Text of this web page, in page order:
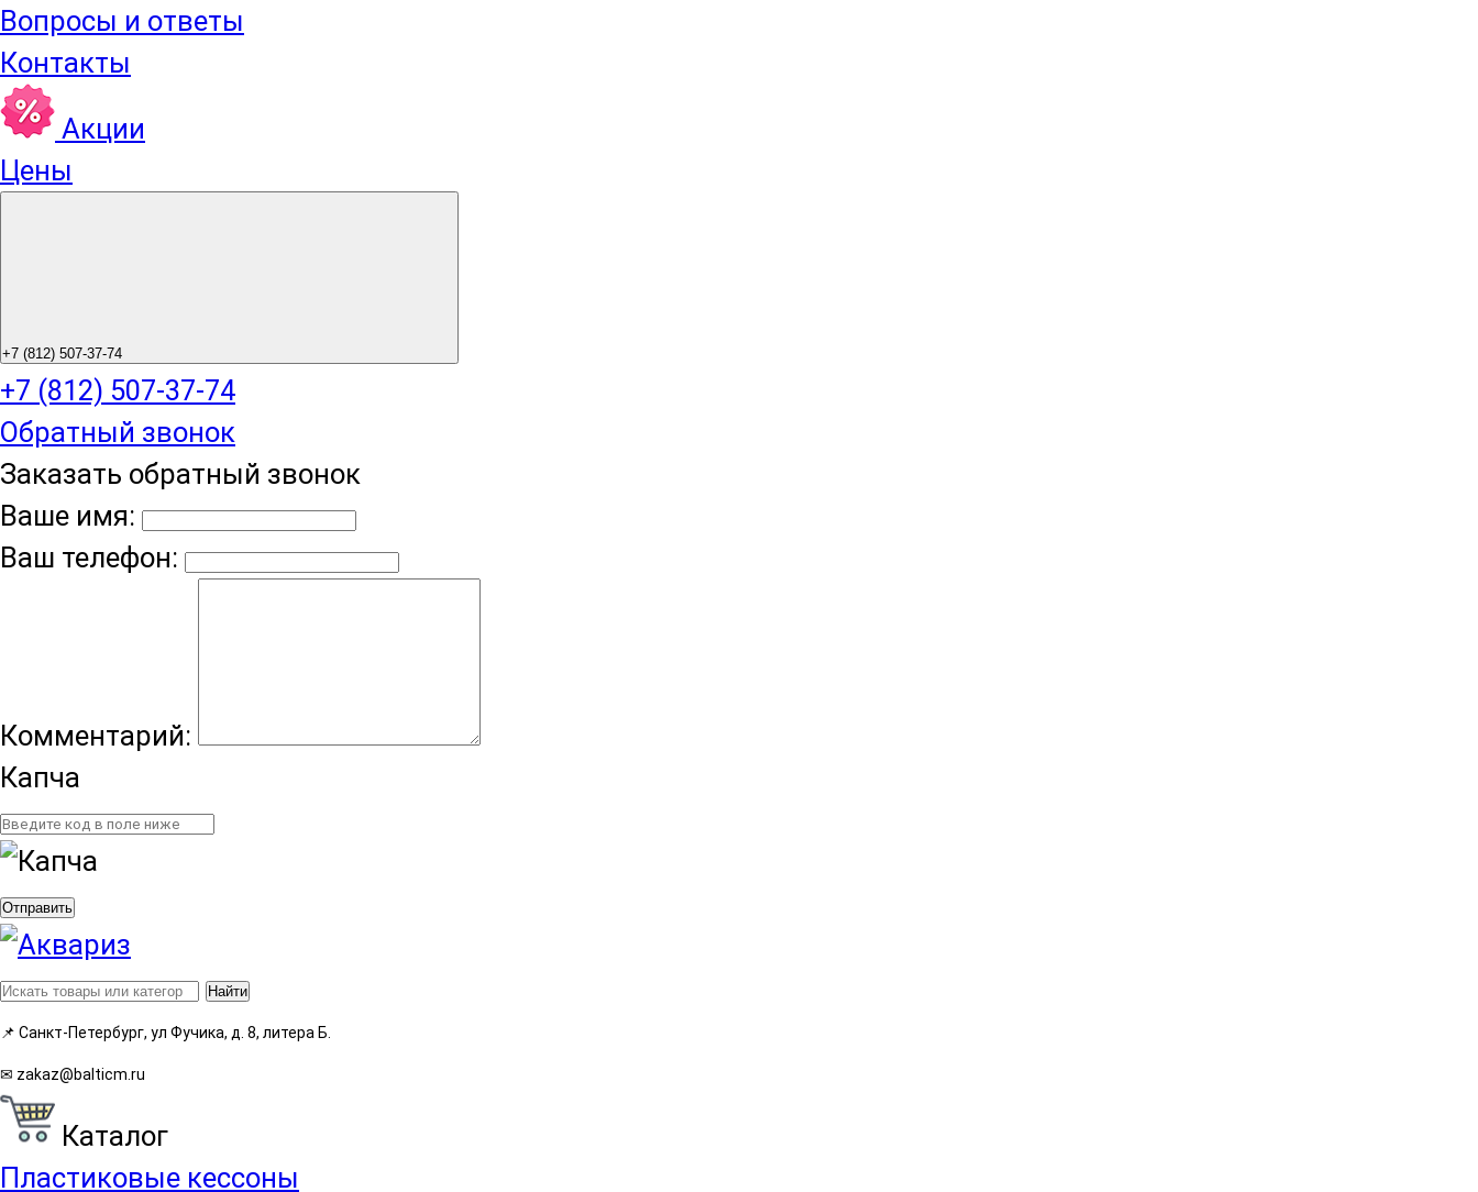
Вопросы и ответы
Контакты
Акции
Цены
+7 (812) 507-37-74
+7 (812) 507-37-74
Обратный звонок
Заказать обратный звонок
Ваше имя:
Ваш телефон:
Комментарий:
Капча
Отправить
Найти
📌 Санкт-Петербург, ул Фучика, д. 8, литера Б.
✉ zakaz@balticm.ru
Каталог
Пластиковые кессоны